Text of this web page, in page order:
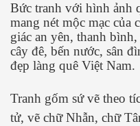
Bức tranh với hình ảnh
mang nét mộc mạc của
giác an yên, thanh
cây đê, bến nước, sân
đẹp làng quê Việt Nam.
Tranh gốm sứ vẽ theo
tử, vẽ chữ Nhẫn, chữ